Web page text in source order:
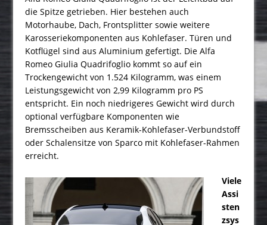
die Spitze getrieben. Hier bestehen auch
Motorhaube, Dach, Frontsplitter sowie weitere
Karosseriekomponenten aus Kohlefaser. Türen und
Kotflügel sind aus Aluminium gefertigt. Die Alfa
Romeo Giulia Quadrifoglio kommt so auf ein
Trockenge­wicht von 1.524 Kilogramm, was einem
Leistungsgewicht von 2,99 Kilogramm pro PS
entspricht. Ein noch niedrigeres Gewicht wird durch
optional verfügbare Komponenten wie
Bremsscheiben aus Kera­mik-Kohlefaser-Verbundstoff
oder Schalensitze von Sparco mit Kohlefaser-Rahmen
erreicht.
Viele
Assi
sten
zsys